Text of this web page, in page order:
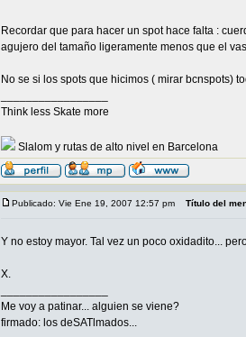
Recordar que para hacer un spot hace falta :
agujero del tamaño ligeramente menos que el
No se si los spots que hicimos ( mirar bcnspots)
Think less Skate more
Slalom y rutas de alto nivel en Barcelona
Publicado: Vie Ene 19, 2007 12:57 pm Título del
Y no estoy mayor. Tal vez un poco oxidadito...
X.
Me voy a patinar... alguien se viene?
firmado: los deSATlmados...